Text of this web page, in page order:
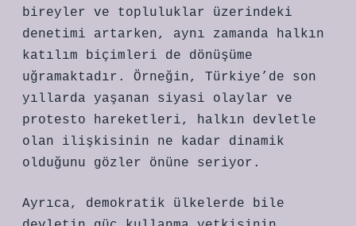
bireyler ve topluluklar üzerindeki
denetimi artarken, aynı zamanda halkın
katılım biçimleri de dönüşüme
uğramaktadır. Örneğin, Türkiye’de son
yıllarda yaşanan siyasi olaylar ve
protesto hareketleri, halkın devletle
olan ilişkisinin ne kadar dinamik
olduğunu gözler önüne seriyor.
Ayrıca, demokratik ülkelerde bile